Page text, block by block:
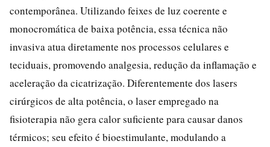
contemporânea. Utilizando feixes de luz coerente e
monocromática de baixa potência, essa técnica não
invasiva atua diretamente nos processos celulares e
teciduais, promovendo analgesia, redução da inflamação e
aceleração da cicatrização. Diferentemente dos lasers
cirúrgicos de alta potência, o laser empregado na
fisioterapia não gera calor suficiente para causar danos
térmicos; seu efeito é bioestimulante, modulando a